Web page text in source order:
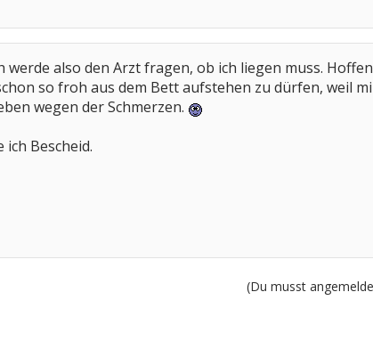
also den Arzt fragen, ob ich liegen muss.
so froh aus dem Bett aufstehen zu dürfen, weil
wegen der Schmerzen.
Bescheid.
(Du musst